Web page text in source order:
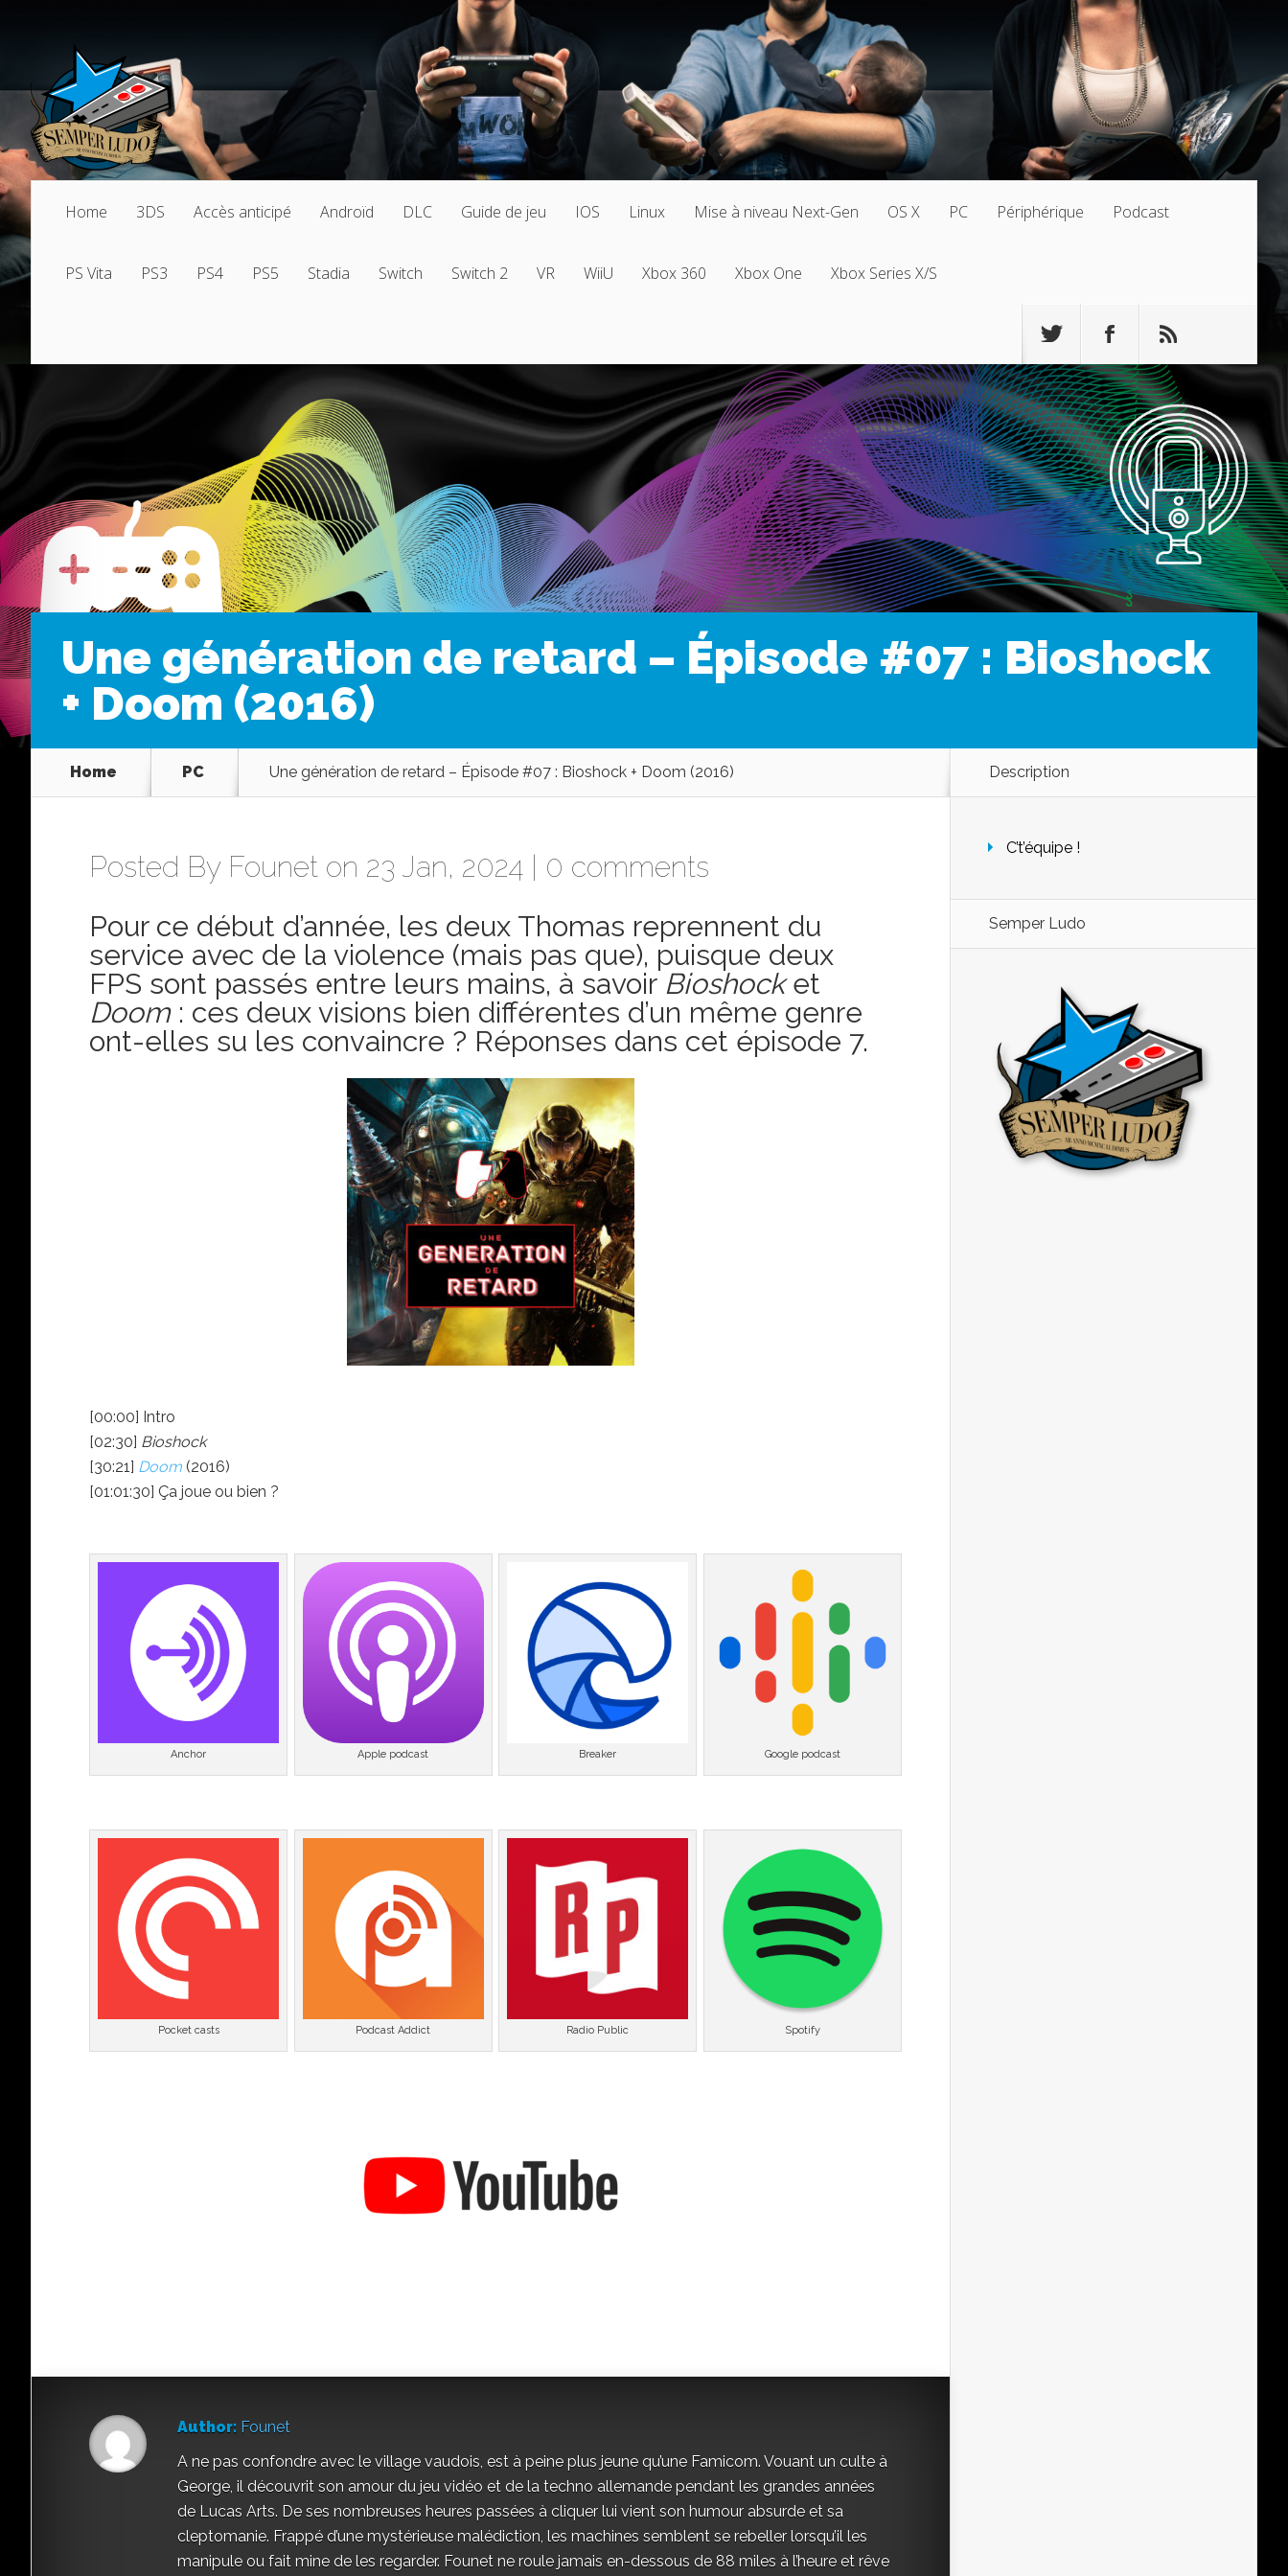
Home 3DS Accès anticipé Androïd DLC Guide de jeu IOS Linux Mise à niveau Next-Gen OS X PC Périphérique Podcast
PS Vita PS3 PS4 PS5 Stadia Switch Switch 2 VR WiiU Xbox 360 Xbox One Xbox Series X/S
Une génération de retard – Épisode #07 : Bioshock
+ Doom (2016)
Home PC Une génération de retard – Épisode #07 : Bioshock + Doom (2016)
Posted By Founet on 23 Jan, 2024 | 0 comments
Pour ce début d’année, les deux Thomas reprennent du
service avec de la violence (mais pas que), puisque deux
FPS sont passés entre leurs mains, à savoir Bioshocket
Doom: ces deux visions bien différentes d’un même genre
ont-elles su les convaincre ? Réponses dans cet épisode 7.
[00:00] Intro
[02:30] Bioshock
[30:21] Doom (2016)
[01:01:30] Ça joue ou bien ?
Anchor Apple podcast Breaker Google podcast
Pocket casts Podcast Addict Radio Public Spotify
Author: Founet
A ne pas confondre avec le village vaudois, est à peine plus jeune qu’une Famicom. Vouant un culte à
George, il découvrit son amour du jeu vidéo et de la techno allemande pendant les grandes années
de Lucas Arts. De ses nombreuses heures passées à cliquer lui vient son humour absurde et sa
cleptomanie. Frappé d’une mystérieuse malédiction, les machines semblent se rebeller lorsqu’il les
manipule ou fait mine de les regarder. Founet ne roule jamais en-dessous de 88 miles à l’heure et rêve
Description
C’t’équipe !
Semper Ludo